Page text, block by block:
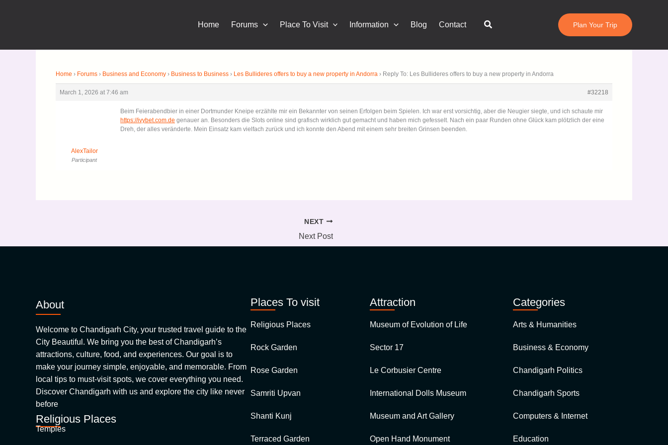
Home Forums Place To Visit Information Blog Contact Search Plan Your Trip
Home › Forums › Business and Economy Business to Business › Les Bullideres offers to buy a new property in Andorra › Reply To: Les Bullideres offers to buy a new property in Andorra
March 1, 2026 at 7:46 am #32218
AlexTailor
Participant
Beim Feierabendbier in einer Dortmunder Kneipe erzählte mir ein Bekannter von seinen Erfolgen beim Spielen. Ich war erst vorsichtig, aber die Neugier siegte, und ich schaute
mirhttps://ivybet.com.degenauer an. Besonders die Slots online sind grafisch wirklich gut gemacht und haben mich gefesselt. Nach ein paar Runden ohne Glück kam plötzlich
der eine Dreh, der alles veränderte. Mein Einsatz kam vielfach zurück und ich konnte den Abend mit einem sehr breiten Grinsen beenden.
NEXT
Next Post
About
Welcome to Chandigarh City, your trusted travel guide to the
City Beautiful. We bring you the best of Chandigarh’s
attractions, culture, food, and experiences. Our goal is to
make your journey simple, enjoyable, and memorable. From
local tips to must-visit spots, we cover everything you need.
Discover Chandigarh with us and explore the city like never
before
Religious Places
Temples
Places To visit
Religious Places
Rock Garden
Rose Garden
Samriti Upvan
Shanti Kunj
Terraced Garden
Attraction
Museum of Evolution of Life
Sector 17
Le Corbusier Centre
International Dolls Museum
Museum and Art Gallery
Open Hand Monument
Categories
Arts & Humanities
Business & Economy
Chandigarh Politics
Chandigarh Sports
Computers & Internet
Education